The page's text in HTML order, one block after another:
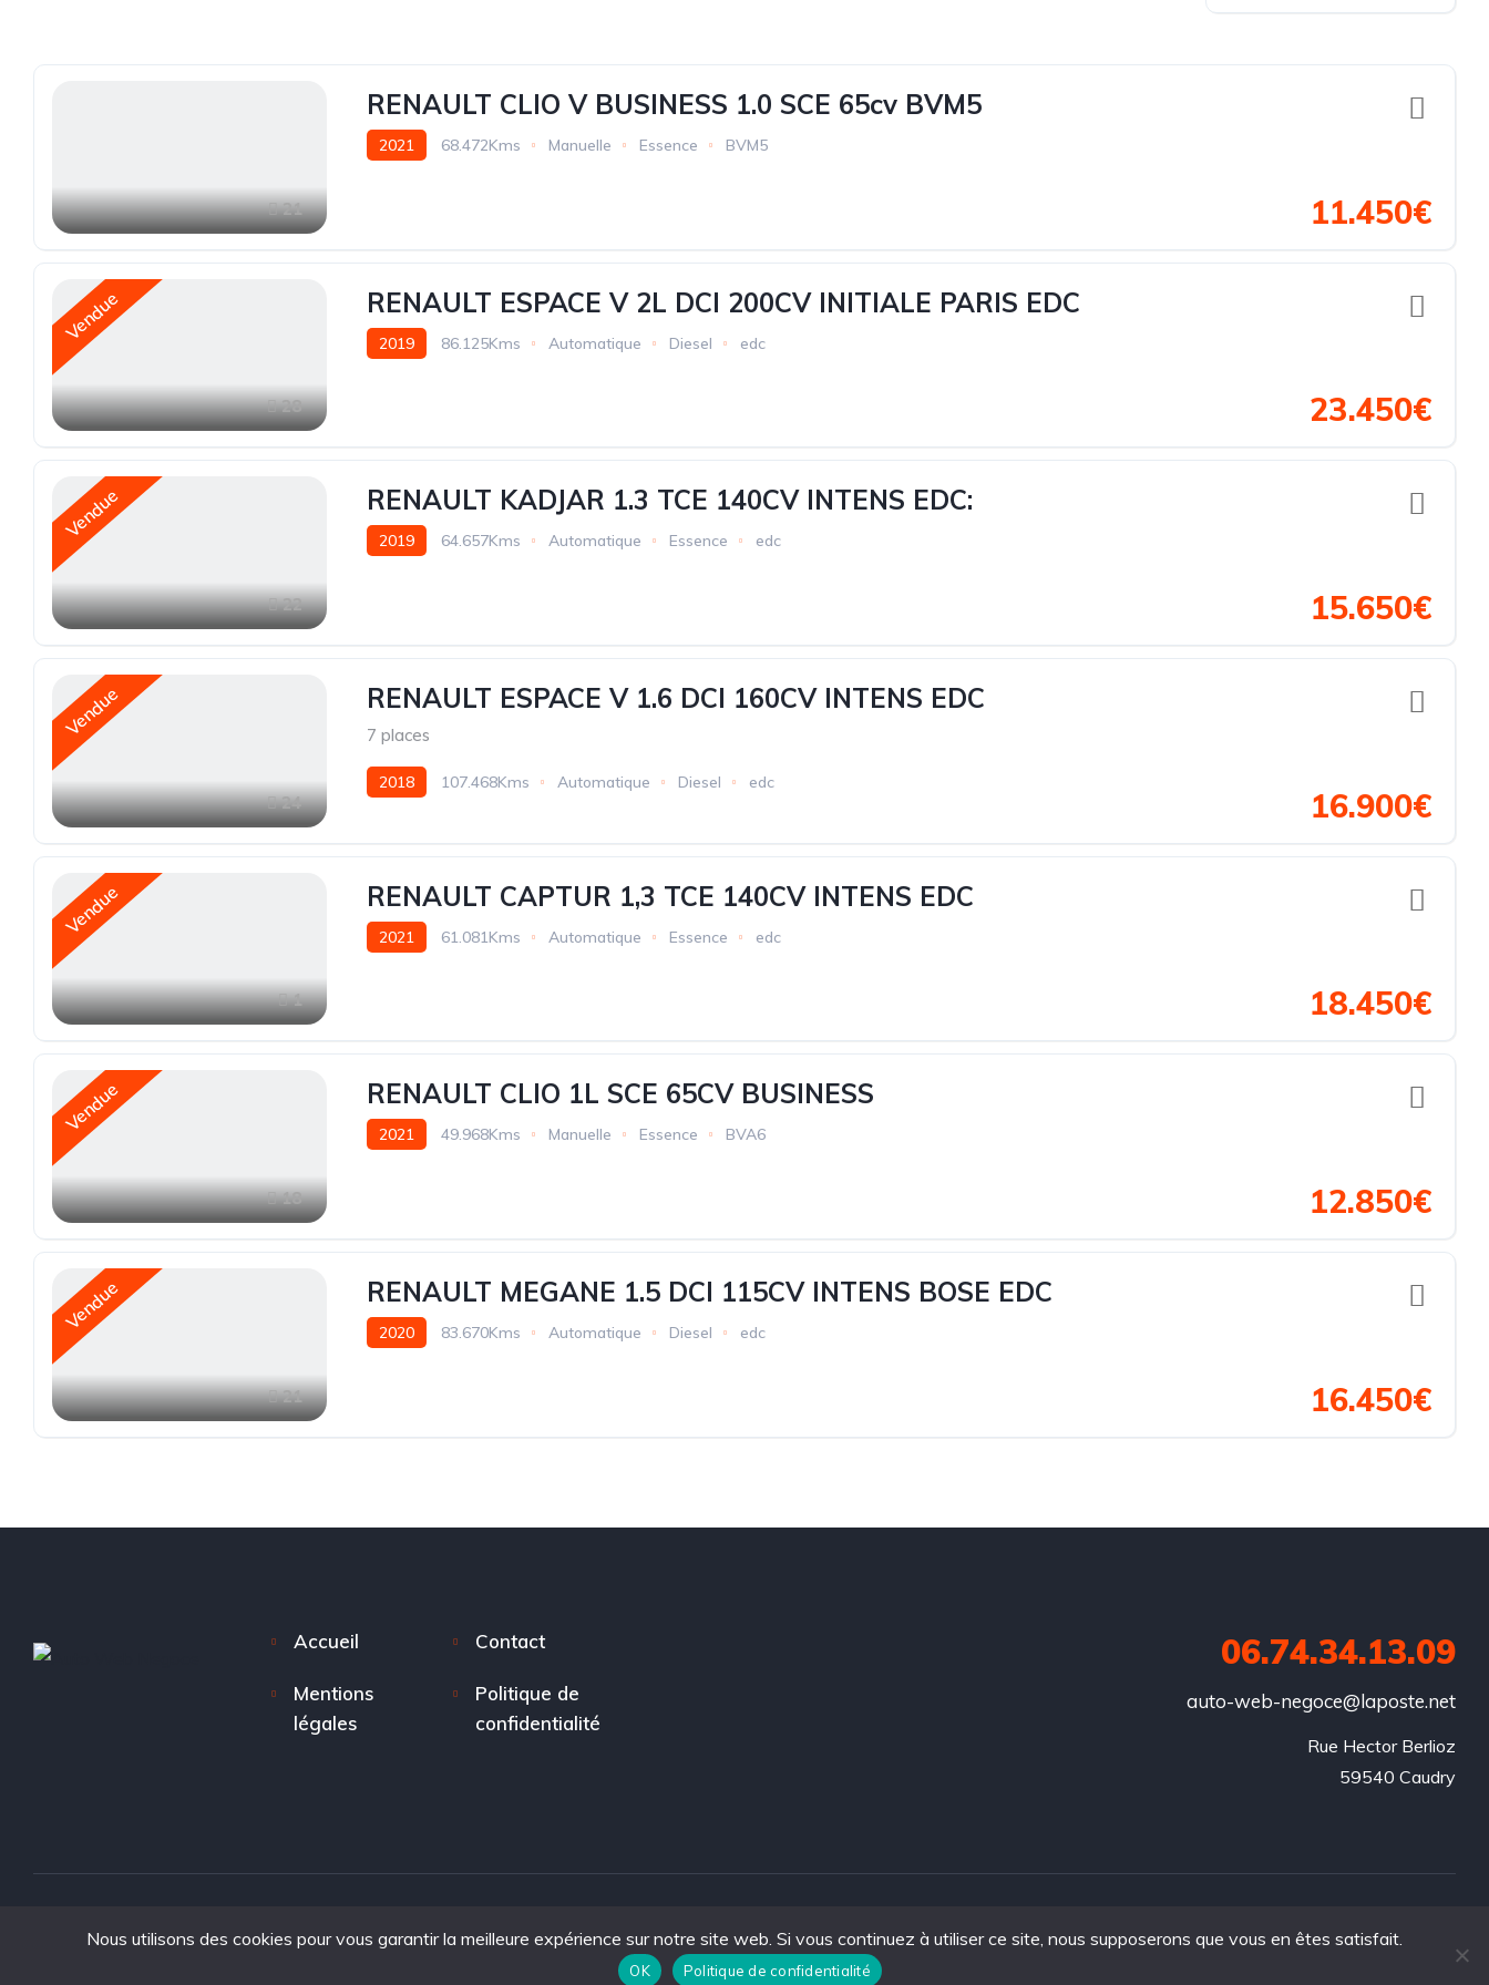
21
RENAULT CLIO V BUSINESS 1.0 SCE 65cv BVM5
2021 68.472Kms Manuelle Essence BVM5
11.450€
Vendue
28
RENAULT ESPACE V 2L DCI 200CV INITIALE PARIS EDC
2019 86.125Kms Automatique Diesel edc
23.450€
Vendue
22
RENAULT KADJAR 1.3 TCE 140CV INTENS EDC:
2019 64.657Kms Automatique Essence edc
15.650€
Vendue
24
RENAULT ESPACE V 1.6 DCI 160CV INTENS EDC
7 places
2018 107.468Kms Automatique Diesel edc
16.900€
Vendue
1
RENAULT CAPTUR 1,3 TCE 140CV INTENS EDC
2021 61.081Kms Automatique Essence edc
18.450€
Vendue
18
RENAULT CLIO 1L SCE 65CV BUSINESS
2021 49.968Kms Manuelle Essence BVA6
12.850€
Vendue
21
RENAULT MEGANE 1.5 DCI 115CV INTENS BOSE EDC
2020 83.670Kms Automatique Diesel edc
16.450€
Accueil Contact
Mentions
légales
Politique de
confidentialité
06.74.34.13.09
auto-web-negoce@laposte.net
Rue Hector Berlioz
59540 Caudry
Copyright © 2025. tous droits réservés à Auto Web Negoce.
Nous utilisons des cookies pour vous garantir la meilleure expérience sur notre site web. Si vous continuez à utiliser ce site, nous supposerons que vous en êtes satisfait.
OK Politique de confidentialité